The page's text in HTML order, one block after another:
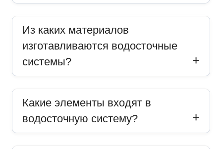
Из каких материалов
изготавливаются водосточные
системы?
Какие элементы входят в
водосточную систему?